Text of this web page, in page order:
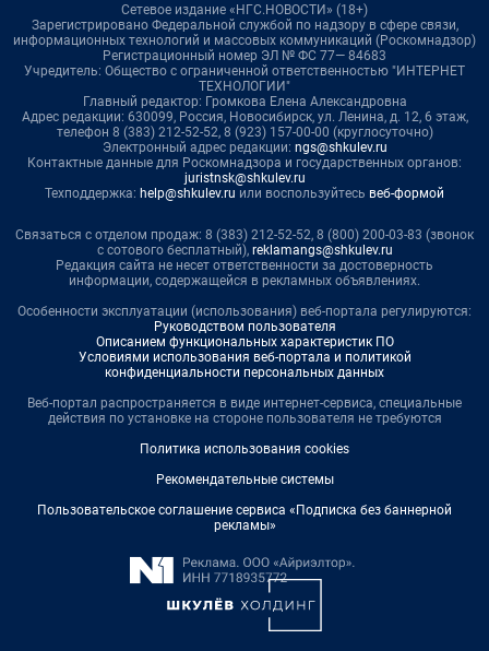
Сетевое издание «НГС.НОВОСТИ» (18+)
Зарегистрировано Федеральной службой по надзору в сфере связи,
информационных технологий и массовых коммуникаций (Роскомнадзор)
Регистрационный номер ЭЛ № ФС 77— 84683
Учредитель: Общество с ограниченной ответственностью "ИНТЕРНЕТ
ТЕХНОЛОГИИ"
Главный редактор: Громкова Елена Александровна
Адрес редакции: 630099, Россия, Новосибирск, ул. Ленина, д. 12, 6 этаж,
телефон 8 (383) 212-52-52, 8 (923) 157-00-00 (круглосуточно)
Электронный адрес редакции: ngs@shkulev.ru
Контактные данные для Роскомнадзора и государственных органов:
juristnsk@shkulev.ru
Техподдержка: help@shkulev.ru или воспользуйтесь веб-формой
Связаться с отделом продаж: 8 (383) 212-52-52, 8 (800) 200-03-83 (звонок
с сотового бесплатный), reklamangs@shkulev.ru
Редакция сайта не несет ответственности за достоверность
информации, содержащейся в рекламных объявлениях.
Особенности эксплуатации (использования) веб-портала регулируются:
Руководством пользователя
Описанием функциональных характеристик ПО
Условиями использования веб-портала и политикой
конфиденциальности персональных данных
Веб-портал распространяется в виде интернет-сервиса, специальные
действия по установке на стороне пользователя не требуются
Политика использования cookies
Рекомендательные системы
Пользовательское соглашение сервиса «Подписка без баннерной
рекламы»